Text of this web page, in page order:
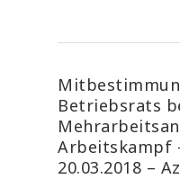
Betriebsrats
Arbeitskampf
20.03.2018 –